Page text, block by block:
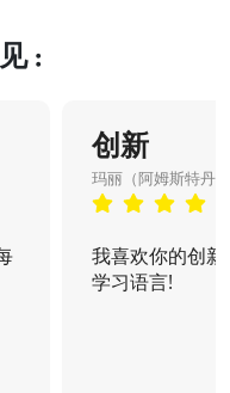
:
创新
玛丽（阿姆斯特丹
我喜欢你的创
学习语言!